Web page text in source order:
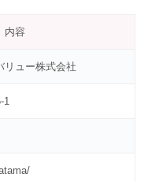
内容
リュー株式会社